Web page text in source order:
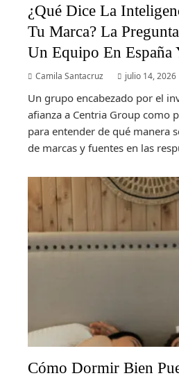
¿Qué Dice La
Tu Marca? La
Un Equipo En España
Camila Santacruz julio 14, 2026
Un grupo encabezado por el
afianza a Centria Group como
para entender de qué manera
de marcas y fuentes en las
Cómo Dormir Bien